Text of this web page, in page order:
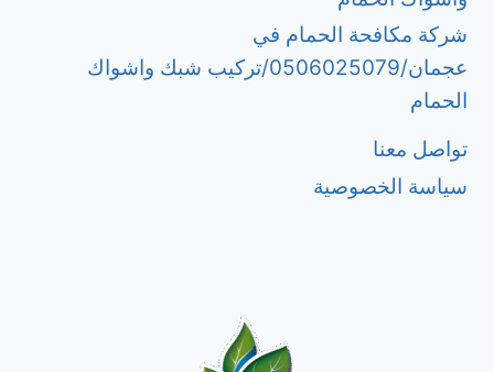
شركة مكافحة الحمام في
عجمان/0506025079/تركيب شبك واشواك
الحمام
تواصل معنا
سياسة الخصوصية